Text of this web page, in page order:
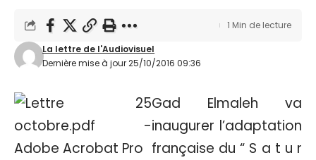
Dernière mise à jour 25/10/2016 09:36
La lettre de l'Audiovisuel
1 Min de lecture
Gad Elmaleh va
inaugurer l’adaptation
française du “ S a t u r